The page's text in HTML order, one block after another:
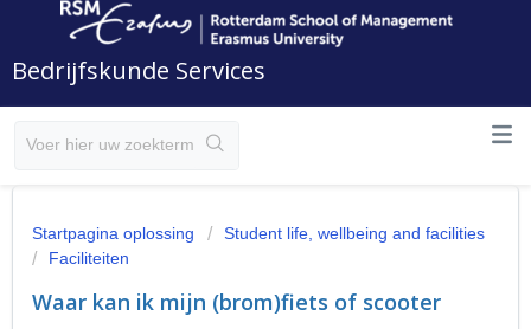
Bedrijfskunde Services
Startpagina oplossing
Student life, wellbeing and facilities
Faciliteiten
Waar kan ik mijn (brom)fiets of scooter